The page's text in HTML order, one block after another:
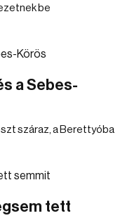
be
a Sebes-
száraz, a Berettyóba
tett